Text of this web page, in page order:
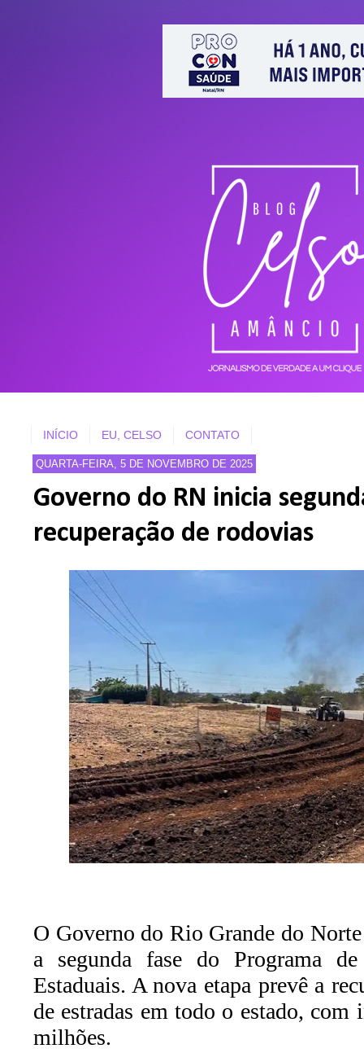
INÍCIO EU, CELSO CONTATO
QUARTA-FEIRA, 5 DE NOVEMBRO DE 2025
Governo do RN inicia
recuperação de rodovias
O Governo do Rio Grande do
a segunda fase do Programa
Estaduais. A nova etapa prevê a
de estradas em todo o estado,
milhões.